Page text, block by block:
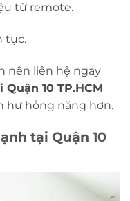
từ remote.
tục.
nên liên hệ ngay
10 TP.HCM
hư hỏng nặng hơn.
tại Quận 10